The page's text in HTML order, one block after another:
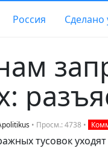
Россия Сделано
• Просм.: 4738 •
тусовок